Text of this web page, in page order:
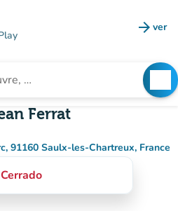
arrow_forward ver
Ferrat
91160 Saulx-les-Chartreux, France
(abrir en Google Maps)
(nueva pestaña)
Cerrado